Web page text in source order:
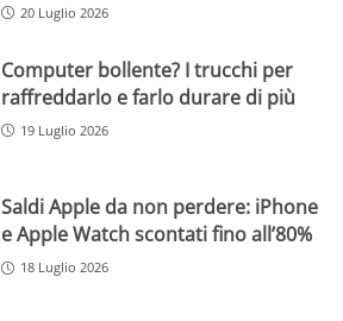
20 Luglio 2026
Computer bollente? I trucchi per
raffreddarlo e farlo durare di più
19 Luglio 2026
Saldi Apple da non perdere: iPhone
e Apple Watch scontati fino all’80%
18 Luglio 2026